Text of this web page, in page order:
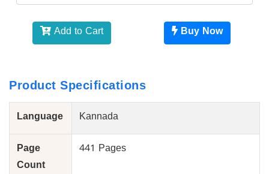
Add to Cart Buy Now
Product Specifications
Language Kannada
Page
Count
441 Pages